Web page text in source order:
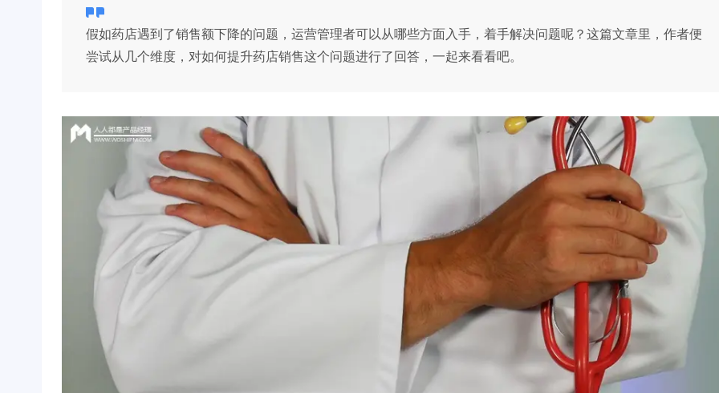
假如药店遇到了销售额下降的问题，运营管理者可以从哪些方面入手，着手解决问题呢？这篇文章里，作者便
尝试从几个维度，对如何提升药店销售这个问题进行了回答，一起来看看吧。